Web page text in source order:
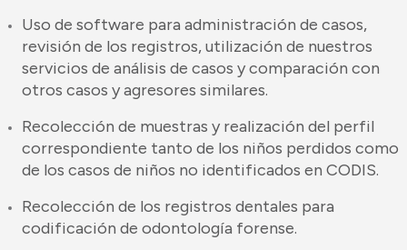
Uso de software para administración de casos,
revisión de los registros, utilización de nuestros
servicios de análisis de casos y comparación con
otros casos y agresores similares.
Recolección de muestras y realización del perfil
correspondiente tanto de los niños perdidos como
de los casos de niños no identificados en CODIS.
Recolección de los registros dentales para
codificación de odontología forense.